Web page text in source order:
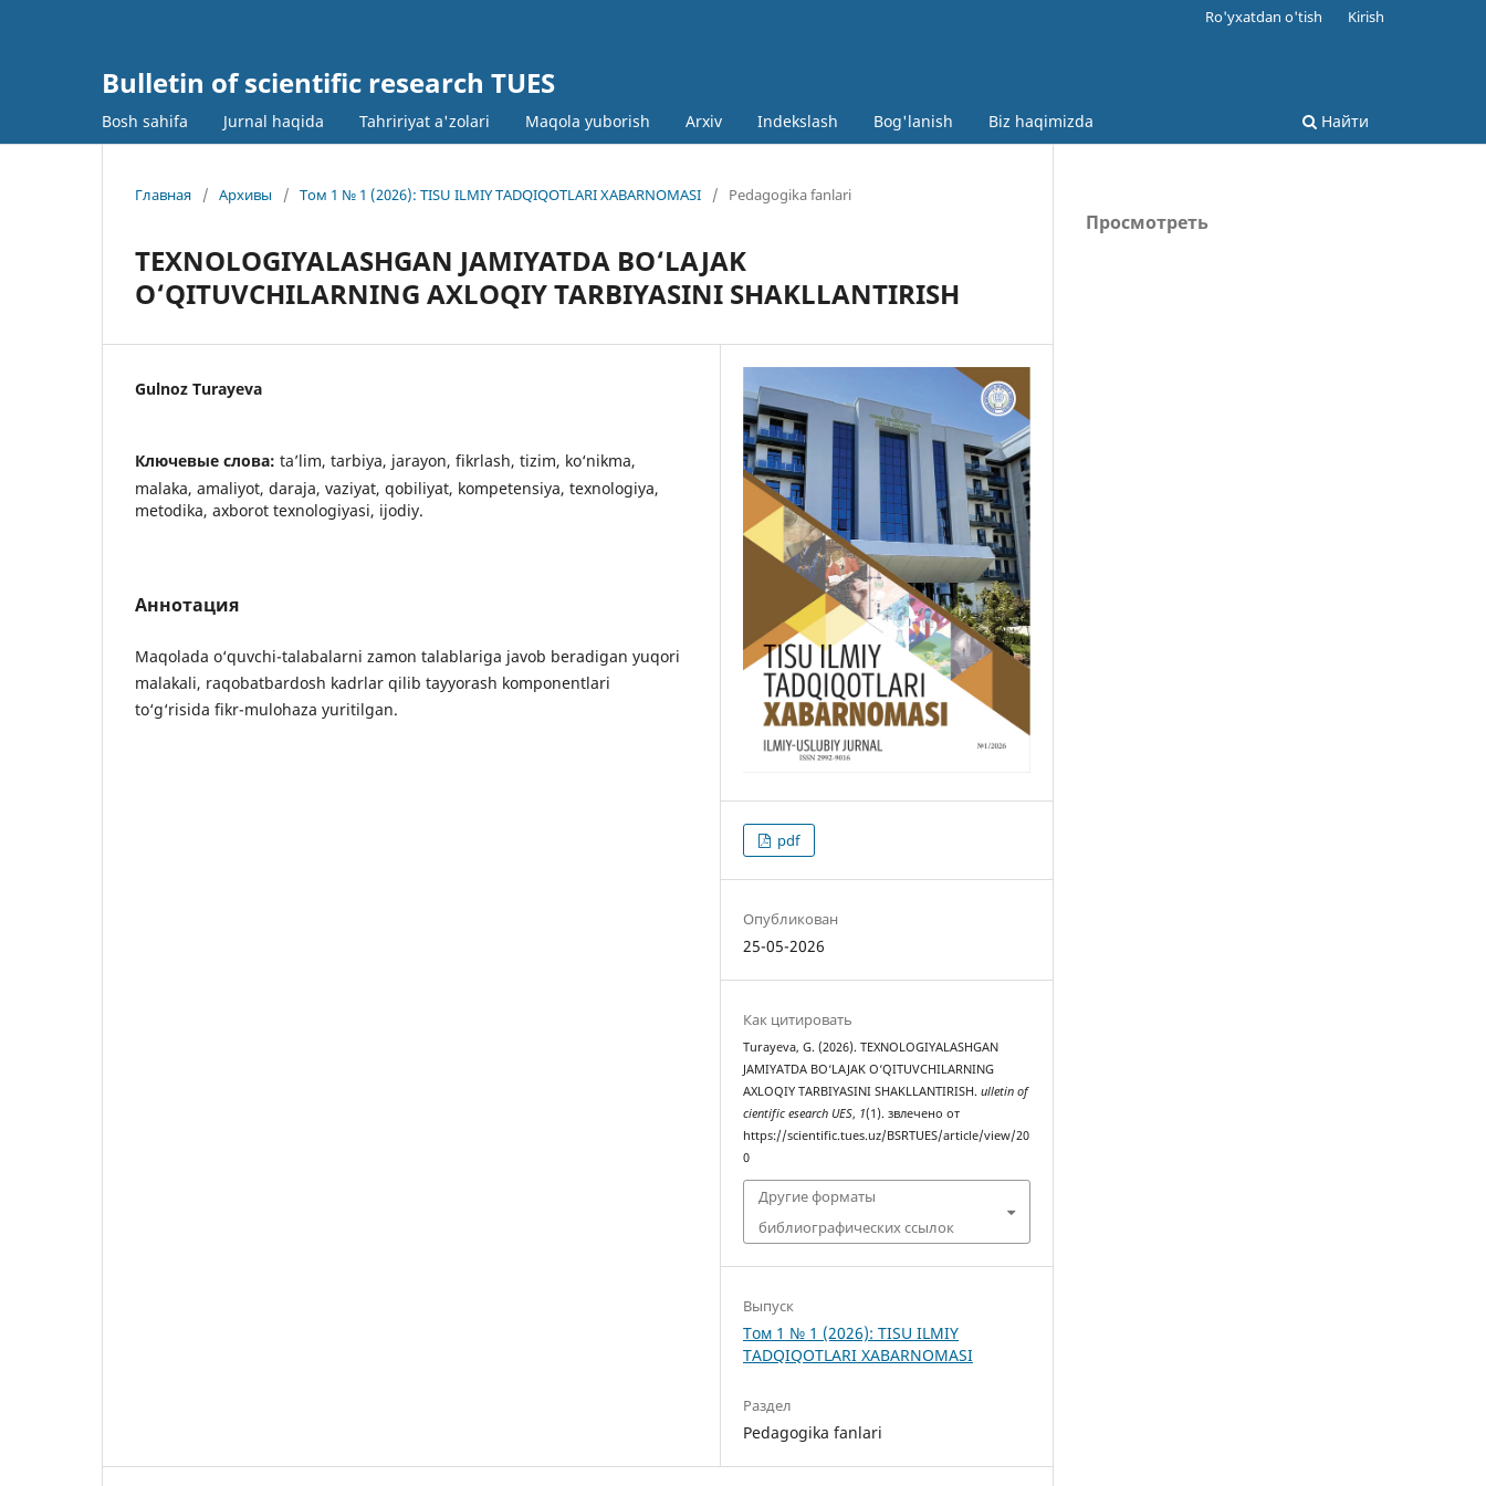
Bulletin of scientific research TUES
Bosh sahifa Jurnal haqida Tahririyat a'zolari Maqola yuborish Arxiv Indekslash Bog'lanish Biz haqimizda Найти
Ro'yxatdan o'tish Kirish
Главная / Архивы / Том 1 № 1 (2026): TISU ILMIY TADQIQOTLARI XABARNOMASI / Pedagogika fanlari
TEXNOLOGIYALASHGAN JAMIYATDA BO‘LAJAK
O‘QITUVCHILARNING AXLOQIY TARBIYASINI SHAKLLANTIRISH
Gulnoz Turayeva
Ключевые слова: taʼlim, tarbiya, jarayon, fikrlash, tizim, ko‘nikma,
malaka, amaliyot, daraja, vaziyat, qobiliyat, kompetensiya, texnologiya,
metodika, axborot texnologiyasi, ijodiy.
Аннотация
Maqolada o‘quvchi-talabalarni zamon talablariga javob beradigan yuqori
malakali, raqobatbardosh kadrlar qilib tayyorash komponentlari
to‘g‘risida fikr-mulohaza yuritilgan.
pdf
Опубликован
25-05-2026
Как цитировать
Turayeva, G. (2026). TEXNOLOGIYALASHGAN
JAMIYATDA BO‘LAJAK O‘QITUVCHILARNING
AXLOQIY TARBIYASINI SHAKLLANTIRISH.ulletin of
cientific esearch UES, 1(1). звлечено от
https://scientific.tues.uz/BSRTUES/article/view/20
0
Другие форматы
библиографических ссылок
Выпуск
Том 1 № 1 (2026): TISU ILMIY
TADQIQOTLARI XABARNOMASI
Раздел
Pedagogika fanlari
Просмотреть